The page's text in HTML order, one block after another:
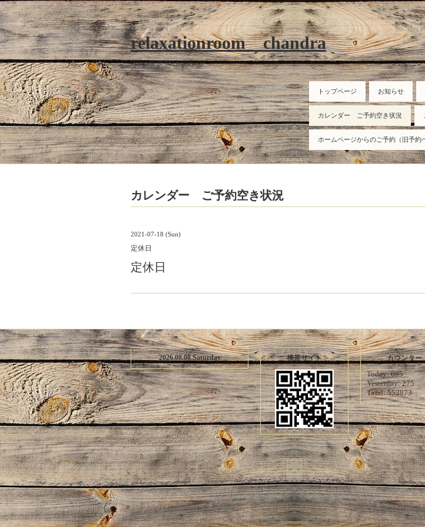
relaxationroom chandra
Welcome to our homepage
トップページ お知らせ
カレンダー ご予約空き状況
ホームページからのご予約（旧予約
カレンダー ご予約空き状況
2021-07-18 (Sun)
定休日
定休日
2026.08.08 Saturday 携帯サイト カウンター
Today:695
Yesterday:275
Total:553873